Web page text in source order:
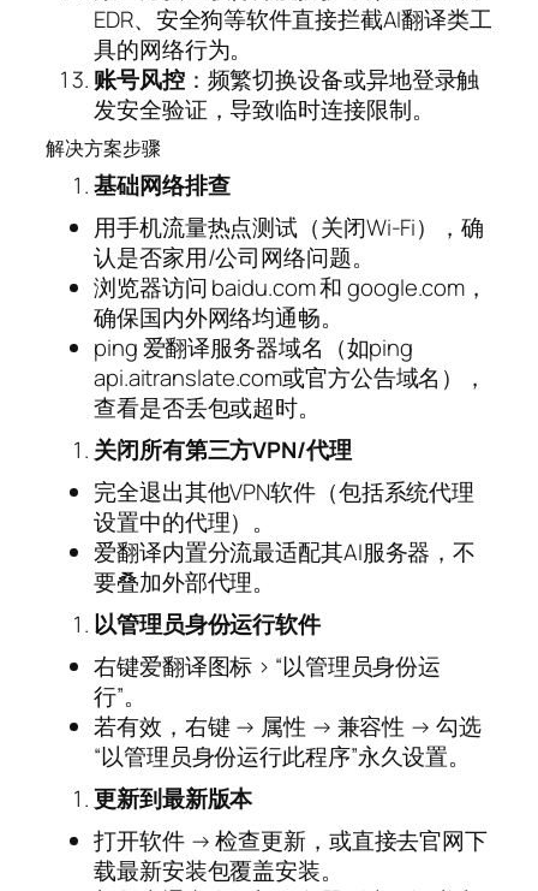
EDR、安全狗等软件直接拦截AI翻译类工
具的网络行为。
账号风控：频繁切换设备或异地登录触
发安全验证，导致临时连接限制。
解决方案步骤
基础网络排查
用手机流量热点测试（关闭Wi-Fi），确
认是否家用/公司网络问题。
浏览器访问 baidu.com 和 google.com，
确保国内外网络均通畅。
ping 爱翻译服务器域名（如ping
api.aitranslate.com或官方公告域名），
查看是否丢包或超时。
关闭所有第三方VPN/代理
完全退出其他VPN软件（包括系统代理
设置中的代理）。
爱翻译内置分流最适配其AI服务器，不
要叠加外部代理。
以管理员身份运行软件
右键爱翻译图标 > “以管理员身份运
行”。
若有效，右键 → 属性 → 兼容性 → 勾选
“以管理员身份运行此程序”永久设置。
更新到最新版本
打开软件 → 检查更新，或直接去官网下
载最新安装包覆盖安装。